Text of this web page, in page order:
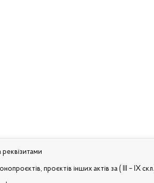
проєктів інших актів за ( III – IX